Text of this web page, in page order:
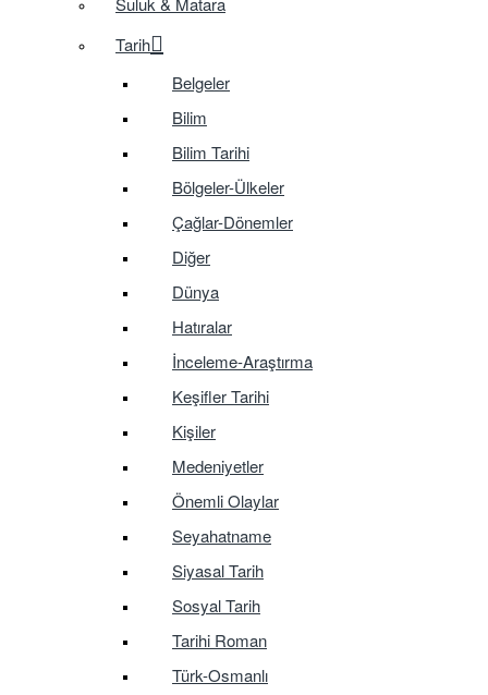
Tarih
Belgeler
Bilim
Bilim Tarihi
Bölgeler-Ülkeler
Çağlar-Dönemler
Diğer
Dünya
Hatıralar
İnceleme-Araştırma
Keşifler Tarihi
Kişiler
Medeniyetler
Önemli Olaylar
Seyahatname
Siyasal Tarih
Sosyal Tarih
Tarihi Roman
Türk-Osmanlı